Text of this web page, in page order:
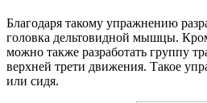
Благодаря такому упражнению
головка дельтовидной мышцы.
можно также разработать группу
верхней трети движения. Такое
или сидя.